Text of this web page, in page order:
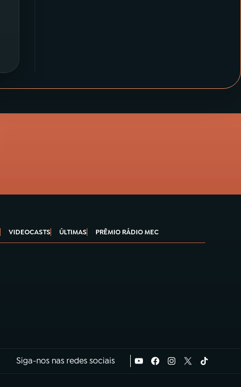
VIDEOCASTS ÚLTIMAS PRÊMIO RÁDIO MEC
Siga-nos nas redes sociais